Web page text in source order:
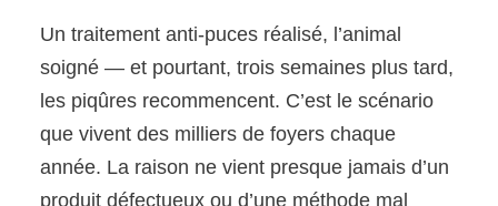
Un traitement anti-puces réalisé, l’animal
soigné — et pourtant, trois semaines plus tard,
les piqûres recommencent. C’est le scénario
que vivent des milliers de foyers chaque
année. La raison ne vient presque jamais d’un
produit défectueux ou d’une méthode mal